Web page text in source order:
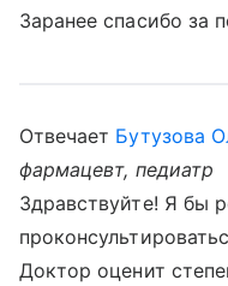
Заранее спасибо за
Отвечает Бутузова
фармацевт, педиатр
Здравствуйте! Я бы
Доктор оценит